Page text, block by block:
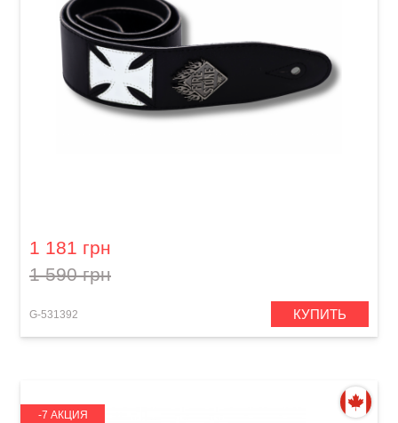
1 181 грн
1 590 грн
G-531392 КУПИТЬ
-7 АКЦИЯ